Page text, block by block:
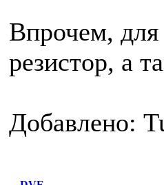
Впрочем,
резистор, а
Добавлено: